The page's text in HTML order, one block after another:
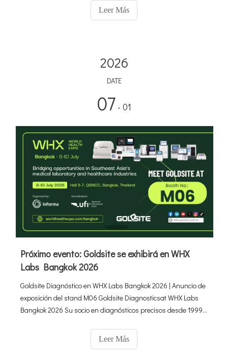
influyentes del sudeste asiático. Una vez más, el equipo de
Goldsite está aquí, mostrando con orgullo nuestra completa
Leer Más
2026
DATE
07 - 01
Próximo evento: Goldsite se exhibirá en WHX
Labs Bangkok 2026
Goldsite Diagnóstico en WHX Labs Bangkok 2026 | Anuncio de
exposición del stand M06 Goldsite Diagnosticsat WHX Labs
Bangkok 2026 Su socio en diagnósticos precisos desde 1999
Leer Más